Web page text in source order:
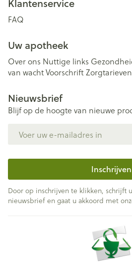
Klantenservice
FAQ
Uw apotheek
Over ons Nuttige links
van wachtVoorschriftZorgtarieven
Nieuwsbrief
Blijf op de hoogte van nieuwe
Inschrijven
Door op inschrijven te klikken, schrijft
nieuwsbrief en gaat u akkoord met